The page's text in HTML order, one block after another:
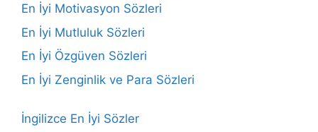
En İyi Motivasyon Sözleri
En İyi Mutluluk Sözleri
En İyi Özgüven Sözleri
En İyi Zenginlik ve Para Sözleri
İngilizce En İyi Sözler